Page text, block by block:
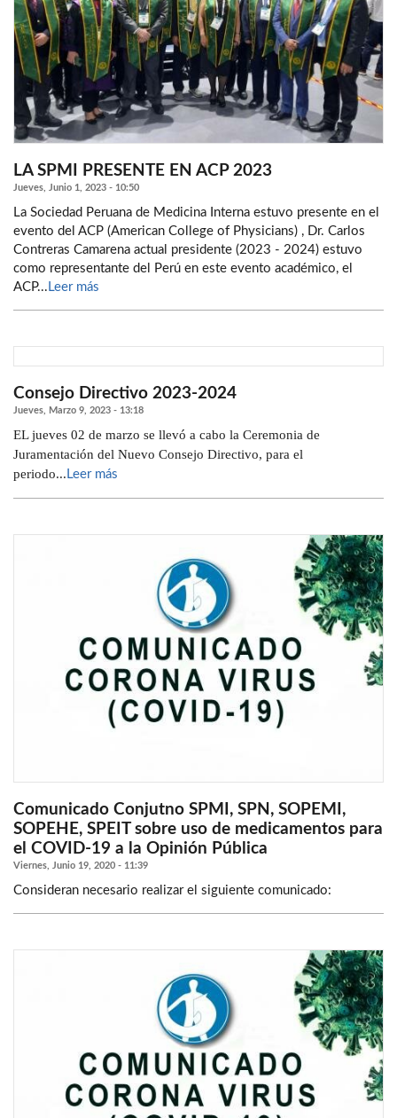
LA SPMI PRESENTE EN ACP 2023
Jueves, Junio 1, 2023 - 10:50
La Sociedad Peruana de Medicina Interna estuvo presente en el
evento del ACP (American College of Physicians) , Dr. Carlos
Contreras Camarena actual presidente (2023 - 2024) estuvo
como representante del Perú en este evento académico, el
ACP... Leer más
Consejo Directivo 2023-2024
Jueves, Marzo 9, 2023 - 13:18
EL jueves 02 de marzo se llevó a cabo la Ceremonia de
Juramentación del Nuevo Consejo Directivo, para el
periodo... Leer más
Comunicado Conjutno SPMI, SPN, SOPEMI,
SOPEHE, SPEIT sobre uso de medicamentos para
el COVID-19 a la Opinión Pública
Viernes, Junio 19, 2020 - 11:39
Consideran necesario realizar el siguiente comunicado: